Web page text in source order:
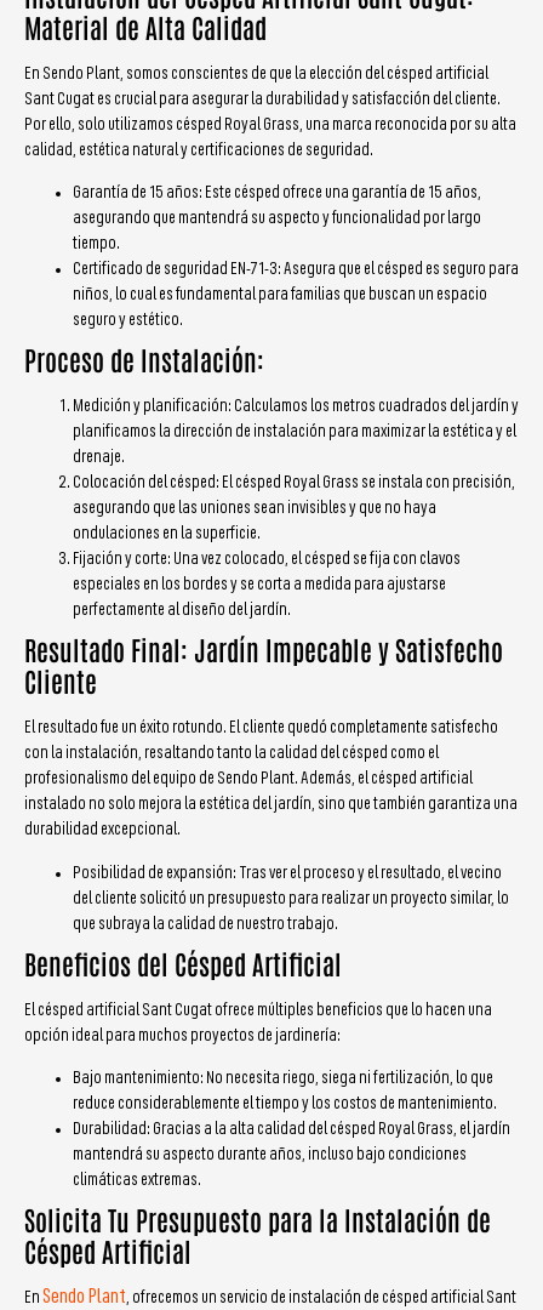
Material de Alta Calidad
En Sendo Plant, somos conscientes de que la elección del césped artificial
Sant Cugat es crucial para asegurar la durabilidad y satisfacción del cliente.
Por ello, solo utilizamos césped Royal Grass, una marca reconocida por su alta
calidad, estética natural y certificaciones de seguridad.
Garantía de 15 años: Este césped ofrece una garantía de 15 años,
asegurando que mantendrá su aspecto y funcionalidad por largo
tiempo.
Certificado de seguridad EN-71-3: Asegura que el césped es seguro para
niños, lo cual es fundamental para familias que buscan un espacio
seguro y estético.
Proceso de Instalación:
Medición y planificación: Calculamos los metros cuadrados del jardín y
planificamos la dirección de instalación para maximizar la estética y el
drenaje.
Colocación del césped: El césped Royal Grass se instala con precisión,
asegurando que las uniones sean invisibles y que no haya
ondulaciones en la superficie.
Fijación y corte: Una vez colocado, el césped se fija con clavos
especiales en los bordes y se corta a medida para ajustarse
perfectamente al diseño del jardín.
Resultado Final: Jardín Impecable y Satisfecho
Cliente
El resultado fue un éxito rotundo. El cliente quedó completamente satisfecho
con la instalación, resaltando tanto la calidad del césped como el
profesionalismo del equipo de Sendo Plant. Además, el césped artificial
instalado no solo mejora la estética del jardín, sino que también garantiza una
durabilidad excepcional.
Posibilidad de expansión: Tras ver el proceso y el resultado, el vecino
del cliente solicitó un presupuesto para realizar un proyecto similar, lo
que subraya la calidad de nuestro trabajo.
Beneficios del Césped Artificial
El césped artificial Sant Cugat ofrece múltiples beneficios que lo hacen una
opción ideal para muchos proyectos de jardinería:
Bajo mantenimiento: No necesita riego, siega ni fertilización, lo que
reduce considerablemente el tiempo y los costos de mantenimiento.
Durabilidad: Gracias a la alta calidad del césped Royal Grass, el jardín
mantendrá su aspecto durante años, incluso bajo condiciones
climáticas extremas.
Solicita Tu Presupuesto para la Instalación de
Césped Artificial
En Sendo Plant, ofrecemos un servicio de instalación de césped artificial Sant